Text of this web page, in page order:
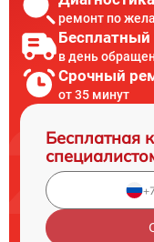
ремонт по
в день
Срочный
от 35 минут
Бесплатная